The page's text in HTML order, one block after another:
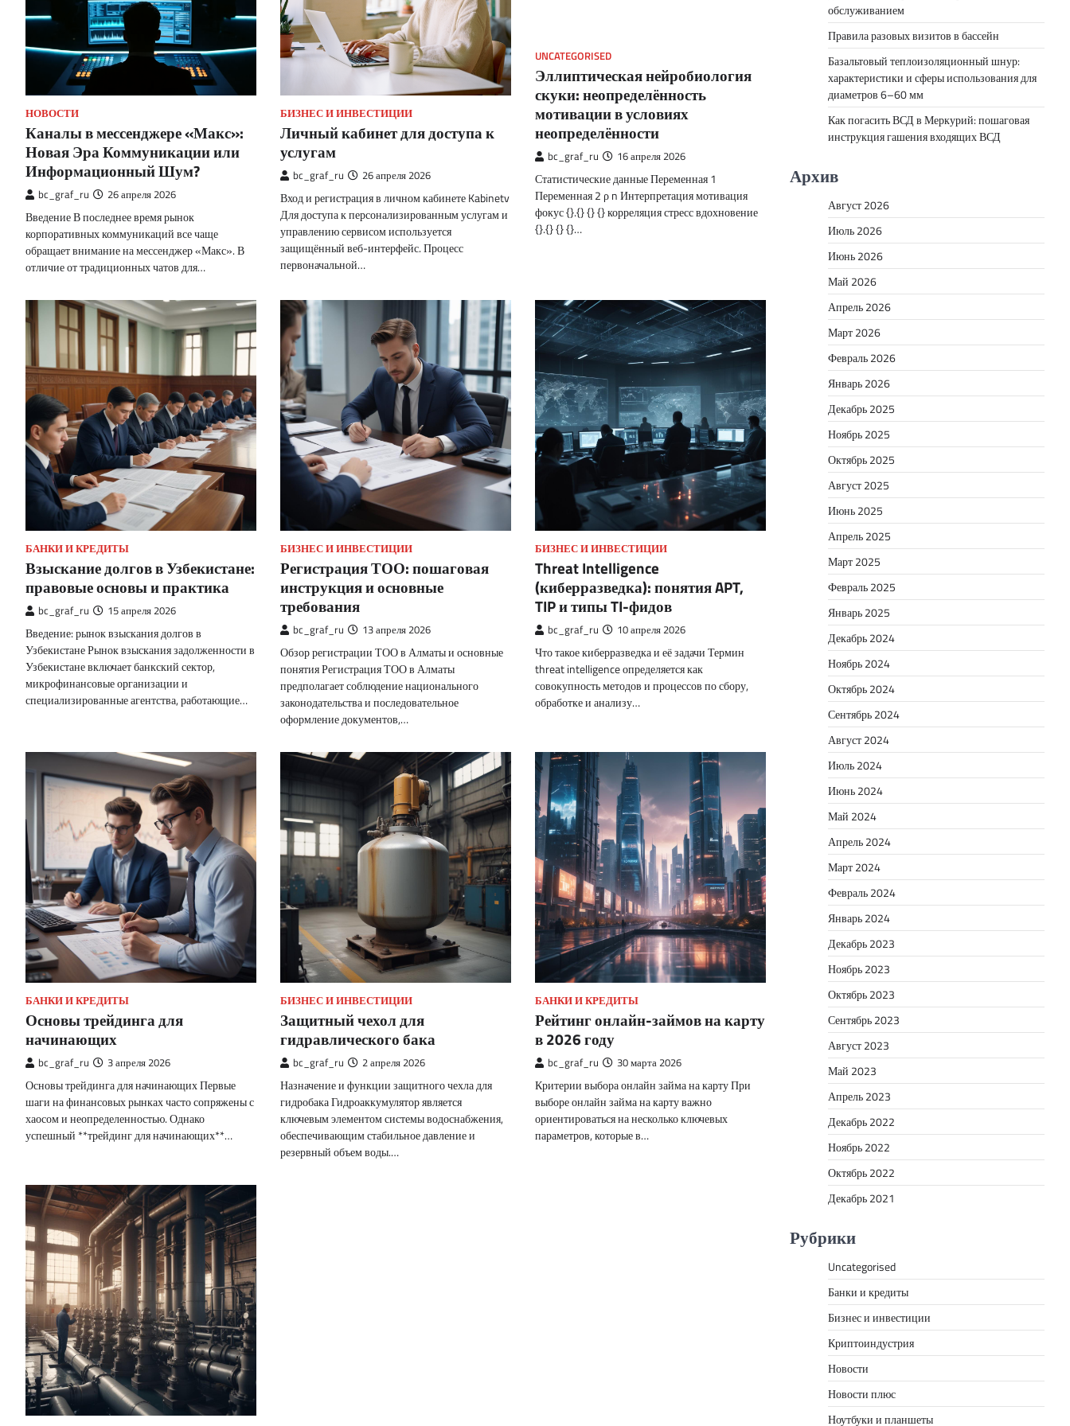
НОВОСТИ
Каналы в мессенджере «Макс»:
Новая Эра Коммуникации или
Информационный Шум?
bc_graf_ru 26 апреля 2026
Введение В последнее время рынок
корпоративных коммуникаций все чаще
обращает внимание на мессенджер «Макс». В
отличие от традиционных чатов для…
БИЗНЕС И ИНВЕСТИЦИИ
Личный кабинет для доступа к
услугам
bc_graf_ru 26 апреля 2026
Вход и регистрация в личном кабинете Kabinetv
Для доступа к персонализированным услугам и
управлению сервисом используется
защищённый веб-интерфейс. Процесс
первоначальной…
UNCATEGORISED
Эллиптическая нейробиология
скуки: неопределённость
мотивации в условиях
неопределённости
bc_graf_ru 16 апреля 2026
Статистические данные Переменная 1
Переменная 2 ρ n Интерпретация мотивация
фокус {}.{} {} {} корреляция стресс вдохновение
{}.{} {} {}…
БАНКИ И КРЕДИТЫ
Взыскание долгов в Узбекистане:
правовые основы и практика
bc_graf_ru 15 апреля 2026
Введение: рынок взыскания долгов в
Узбекистане Рынок взыскания задолженности в
Узбекистане включает банкский сектор,
микрофинансовые организации и
специализированные агентства, работающие…
БИЗНЕС И ИНВЕСТИЦИИ
Регистрация ТОО: пошаговая
инструкция и основные
требования
bc_graf_ru 13 апреля 2026
Обзор регистрации ТОО в Алматы и основные
понятия Регистрация ТОО в Алматы
предполагает соблюдение национального
законодательства и последовательное
оформление документов,…
БИЗНЕС И ИНВЕСТИЦИИ
Threat Intelligence
(киберразведка): понятия APT,
TIP и типы TI-фидов
bc_graf_ru 10 апреля 2026
Что такое киберразведка и её задачи Термин
threat intelligence определяется как
совокупность методов и процессов по сбору,
обработке и анализу…
БАНКИ И КРЕДИТЫ
Основы трейдинга для
начинающих
bc_graf_ru 3 апреля 2026
Основы трейдинга для начинающих Первые
шаги на финансовых рынках часто сопряжены с
хаосом и неопределенностью. Однако
успешный **трейдинг для начинающих**…
БИЗНЕС И ИНВЕСТИЦИИ
Защитный чехол для
гидравлического бака
bc_graf_ru 2 апреля 2026
Назначение и функции защитного чехла для
гидробака Гидроаккумулятор является
ключевым элементом системы водоснабжения,
обеспечивающим стабильное давление и
резервный объем воды.…
БАНКИ И КРЕДИТЫ
Рейтинг онлайн-займов на карту
в 2026 году
bc_graf_ru 30 марта 2026
Критерии выбора онлайн займа на карту При
выборе онлайн займа на карту важно
ориентироваться на несколько ключевых
параметров, которые в…
обслуживанием
Правила разовых визитов в бассейн
Базальтовый теплоизоляционный шнур:
характеристики и сферы использования для
диаметров 6–60 мм
Как погасить ВСД в Меркурий: пошаговая
инструкция гашения входящих ВСД
Архив
Август 2026
Июль 2026
Июнь 2026
Май 2026
Апрель 2026
Март 2026
Февраль 2026
Январь 2026
Декабрь 2025
Ноябрь 2025
Октябрь 2025
Август 2025
Июнь 2025
Апрель 2025
Март 2025
Февраль 2025
Январь 2025
Декабрь 2024
Ноябрь 2024
Октябрь 2024
Сентябрь 2024
Август 2024
Июль 2024
Июнь 2024
Май 2024
Апрель 2024
Март 2024
Февраль 2024
Январь 2024
Декабрь 2023
Ноябрь 2023
Октябрь 2023
Сентябрь 2023
Август 2023
Май 2023
Апрель 2023
Декабрь 2022
Ноябрь 2022
Октябрь 2022
Декабрь 2021
Рубрики
Uncategorised
Банки и кредиты
Бизнес и инвестиции
Криптоиндустрия
Новости
Новости плюс
Ноутбуки и планшеты